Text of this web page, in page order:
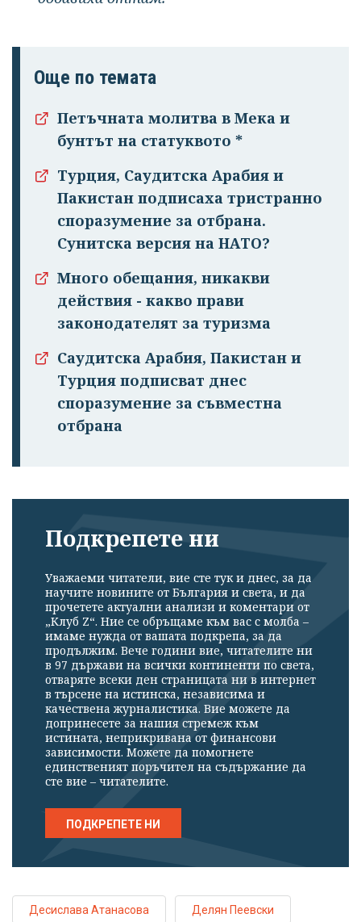
Още по темата
Петъчната молитва в Мека и
бунтът на статуквото *
Турция, Саудитска Арабия и
Пакистан подписаха тристранно
споразумение за отбрана.
Сунитска версия на НАТО?
Много обещания, никакви
действия - какво прави
законодателят за туризма
Саудитска Арабия, Пакистан и
Турция подписват днес
споразумение за съвместна
отбрана
Подкрепете ни
Уважаеми читатели, вие сте тук и днес, за да
научите новините от България и света, и да
прочетете актуални анализи и коментари от
„Клуб Z“. Ние се обръщаме към вас с молба –
имаме нужда от вашата подкрепа, за да
продължим. Вече години вие, читателите ни
в 97 държави на всички континенти по света,
отваряте всеки ден страницата ни в интернет
в търсене на истинска, независима и
качествена журналистика. Вие можете да
допринесете за нашия стремеж към
истината, неприкривана от финансови
зависимости. Можете да помогнете
единственият поръчител на съдържание да
сте вие – читателите.
ПОДКРЕПЕТЕ НИ
Десислава Атанасова Делян Пеевски